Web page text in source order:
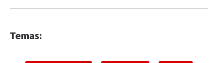
Temas: